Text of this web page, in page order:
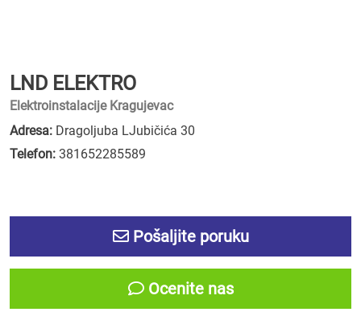
LND ELEKTRO
Elektroinstalacije Kragujevac
Adresa: Dragoljuba LJubičića 30
Telefon: 381652285589
Pošaljite poruku
Ocenite nas